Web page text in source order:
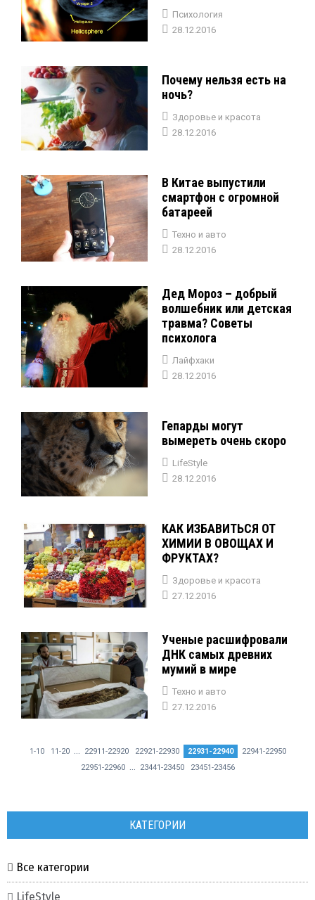
Психология
28.12.2016
Почему нельзя есть на
ночь?
Здоровье и красота
28.12.2016
В Китае выпустили
смартфон с огромной
батареей
Техно и авто
28.12.2016
Дед Мороз – добрый
волшебник или детская
травма? Советы
психолога
Лайфхаки
28.12.2016
Гепарды могут
вымереть очень скоро
LifeStyle
28.12.2016
КАК ИЗБАВИТЬСЯ ОТ
ХИМИИ В ОВОЩАХ И
ФРУКТАХ?
Здоровье и красота
27.12.2016
Ученые расшифровали
ДНК самых древних
мумий в мире
Техно и авто
27.12.2016
1-10 11-20 22911-22920 22921-22930 22931-22940
22941-22950
22951-22960
23441-23450 23451-23456
КАТЕГОРИИ
Все категории
LifeStyle